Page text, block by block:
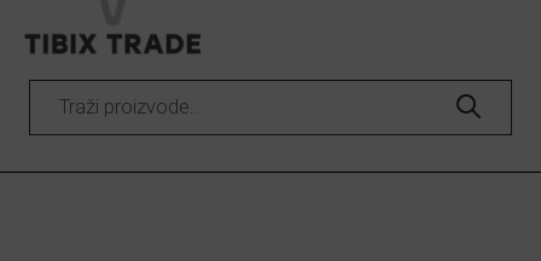
Products
search